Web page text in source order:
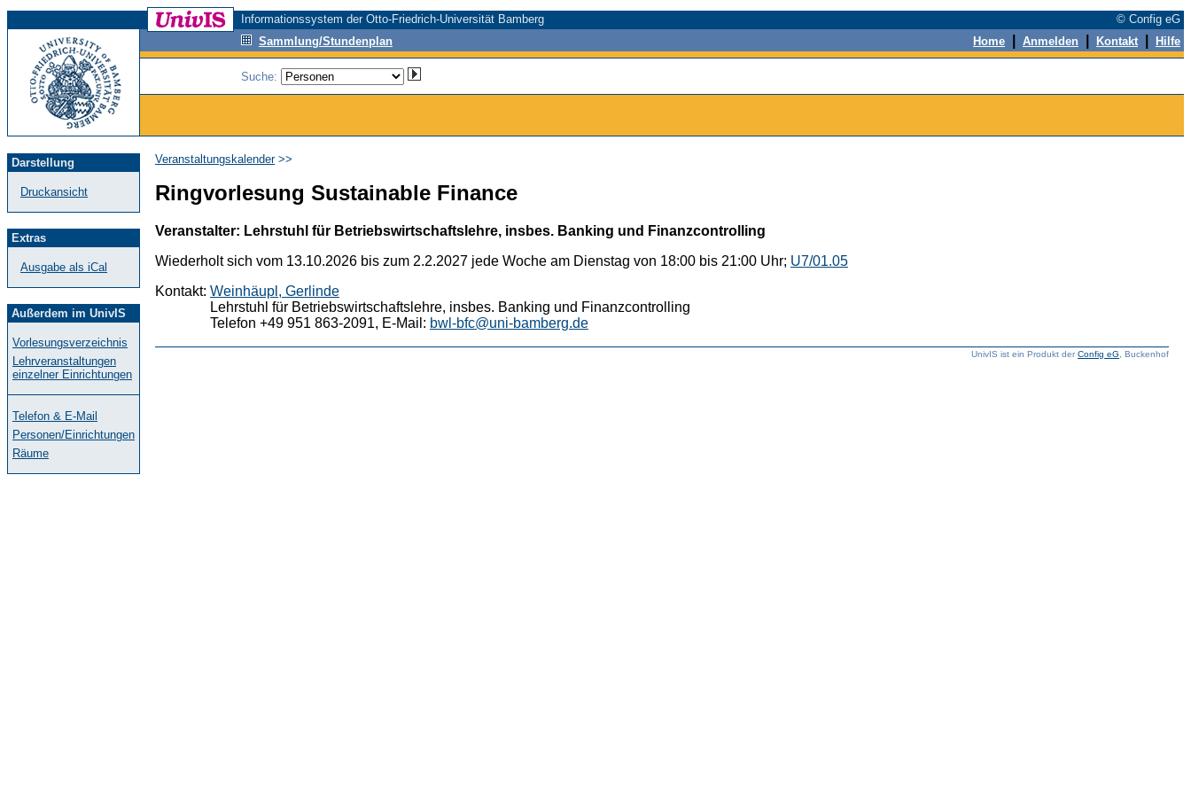
Informationssystem der Otto-Friedrich-Universität Bamberg
© Config eG
Sammlung/Stundenplan
Home Anmelden Kontakt Hilfe
Suche:
Darstellung
Druckansicht
Extras
Ausgabe als iCal
Außerdem im UnivIS
Vorlesungsverzeichnis
Lehrveranstaltungen
einzelner Einrichtungen
Telefon & E-Mail
Personen/Einrichtungen
Räume
Veranstaltungskalender>>
Ringvorlesung Sustainable Finance
Veranstalter: Lehrstuhl für Betriebswirtschaftslehre, insbes. Banking und Finanzcontrolling
Wiederholt sich vom 13.10.2026 bis zum 2.2.2027 jede Woche am Dienstag von 18:00 bis 21:00 Uhr; U7/01.05
Kontakt: Weinhäupl, Gerlinde
Lehrstuhl für Betriebswirtschaftslehre, insbes. Banking und Finanzcontrolling
Telefon +49 951 863-2091, E-Mail: bwl-bfc@uni-bamberg.de
UnivIS ist ein Produkt derConfig eG , Buckenhof